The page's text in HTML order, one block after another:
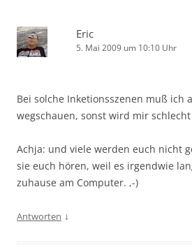
Eric
5. Mai 2009 um 10:10 Uhr
Bei solche Inketionsszenen muß ich
wegschauen, sonst wird mir schlecht
Achja: und viele werden euch nicht
sie euch hören, weil es irgendwie
zuhause am Computer. ,-)
Antworten ↓